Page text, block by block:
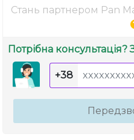
Стань партнером Pan
Потрібна консультація?
+38